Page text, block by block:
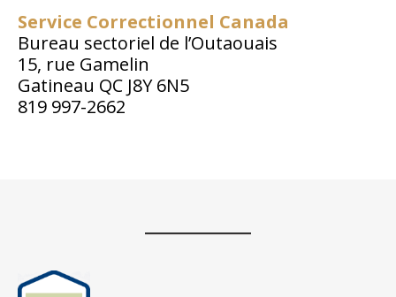
Service Correctionnel Canada
Bureau sectoriel de l’Outaouais
15, rue Gamelin
Gatineau QC J8Y 6N5
819 997-2662